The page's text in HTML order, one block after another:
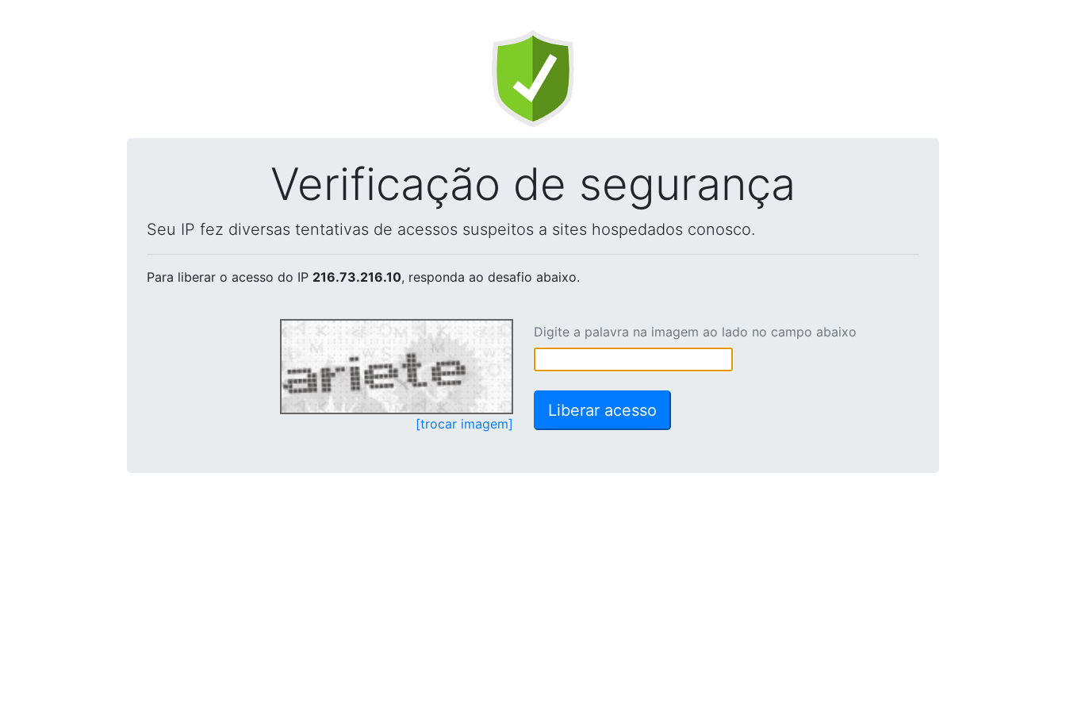
Verificação de segurança
Seu IP fez diversas tentativas de acessos suspeitos a sites hospedados conosco.
Para liberar o acesso do IP 216.73.216.10, responda ao desafio abaixo.
[trocar imagem]
Digite a palavra na imagem ao lado no campo abaixo